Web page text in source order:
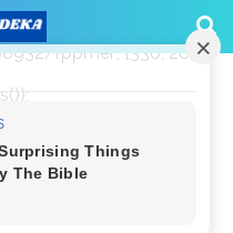
|| {cmd: []};
rppmer', [336, 280],